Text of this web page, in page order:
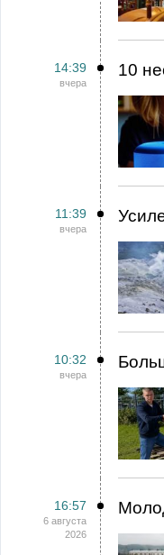
14:39
вчера
10
11:39
вчера
10:32
вчера
16:57
6 августа
2026